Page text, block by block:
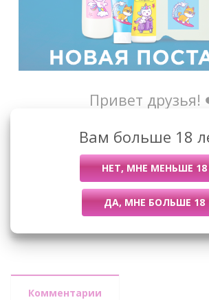
Привет
Новая поставка Москвы
для заказов!
Назад к списку
Комментарии
Вам больше 18